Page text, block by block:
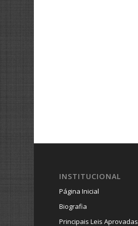
INSTITUCIONAL
Página Inicial
Biografia
Principais Leis Aprovadas